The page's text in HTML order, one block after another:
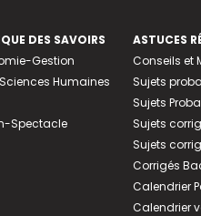
DES SAVOIRS
Gestion
Humaines
Spectacle
ASTUCES
Conseils et
Sujets
Sujets
Sujets
Sujets
Corrigés
Calendrier
Calendrier